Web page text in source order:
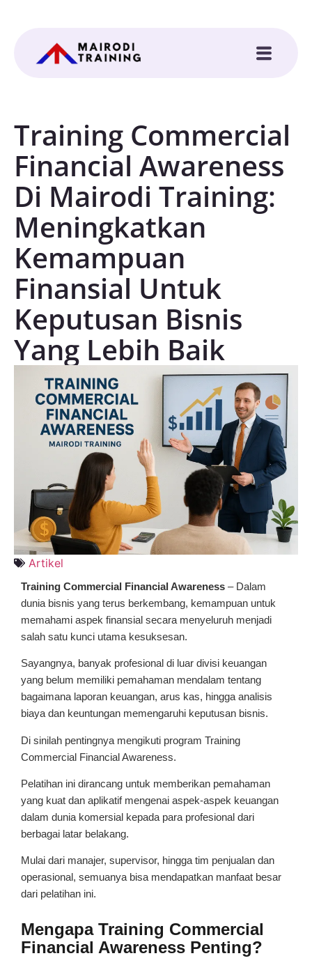
Training Commercial
Financial Awareness
Di Mairodi Training:
Meningkatkan
Kemampuan
Finansial Untuk
Keputusan Bisnis
Yang Lebih Baik
Artikel
Training Commercial Financial Awareness – Dalam
dunia bisnis yang terus berkembang, kemampuan untuk
memahami aspek finansial secara menyeluruh menjadi
salah satu kunci utama kesuksesan.
Sayangnya, banyak profesional di luar divisi keuangan
yang belum memiliki pemahaman mendalam tentang
bagaimana laporan keuangan, arus kas, hingga analisis
biaya dan keuntungan memengaruhi keputusan bisnis.
Di sinilah pentingnya mengikuti program Training
Commercial Financial Awareness.
Pelatihan ini dirancang untuk memberikan pemahaman
yang kuat dan aplikatif mengenai aspek-aspek keuangan
dalam dunia komersial kepada para profesional dari
berbagai latar belakang.
Mulai dari manajer, supervisor, hingga tim penjualan dan
operasional, semuanya bisa mendapatkan manfaat besar
dari pelatihan ini.
Mengapa Training Commercial
Financial Awareness Penting?